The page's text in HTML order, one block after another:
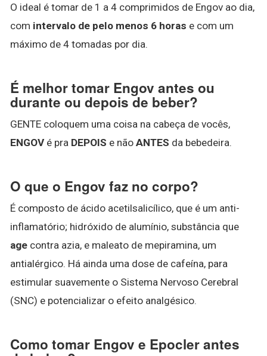
O ideal é tomar de 1 a 4 comprimidos de Engov ao dia,
com intervalo de pelo menos 6 horas e com um
máximo de 4 tomadas por dia.
É melhor tomar Engov antes ou
durante ou depois de beber?
GENTE coloquem uma coisa na cabeça de vocês,
ENGOV é pra DEPOIS e não ANTES da bebedeira.
O que o Engov faz no corpo?
É composto de ácido acetilsalicílico, que é um anti-
inflamatório; hidróxido de alumínio, substância que
age contra azia, e maleato de mepiramina, um
antialérgico. Há ainda uma dose de cafeína, para
estimular suavemente o Sistema Nervoso Cerebral
(SNC) e potencializar o efeito analgésico.
Como tomar Engov e Epocler antes